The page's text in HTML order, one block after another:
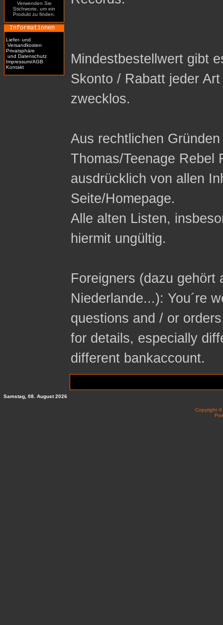
Verwenden Sie
Stichworte, um ein
Produkt zu finden.
Informationen
Liefer- und
Versandkosten
Privatsphäre
und Datenschutz
Impressum/AGB
Kontakt
Mindestbestellwert gibt
Skonto / Rabatt jeder
zwecklos.
Aus rechtlichen
Thomas/Teenage Rebel
ausdrücklich von allen
Seite/Homepage.
Alle alten Listen,
hiermit ungültig.
Foreigners (dazu gehört
Niederlande...): You´re
questions and / or
for details, especially
different bankaccount.
Samstag, 08. August 2026
Copyright